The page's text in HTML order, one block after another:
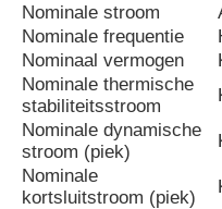
nieuws
Alle Gevallen
Vraag een offerte aan
Nominale stroom
Nominale frequentie
Nominaal vermogen
Nominale thermische
stabiliteitsstroom
Nominale dynamische
stroom (piek)
Nominale
kortsluitstroom (piek)